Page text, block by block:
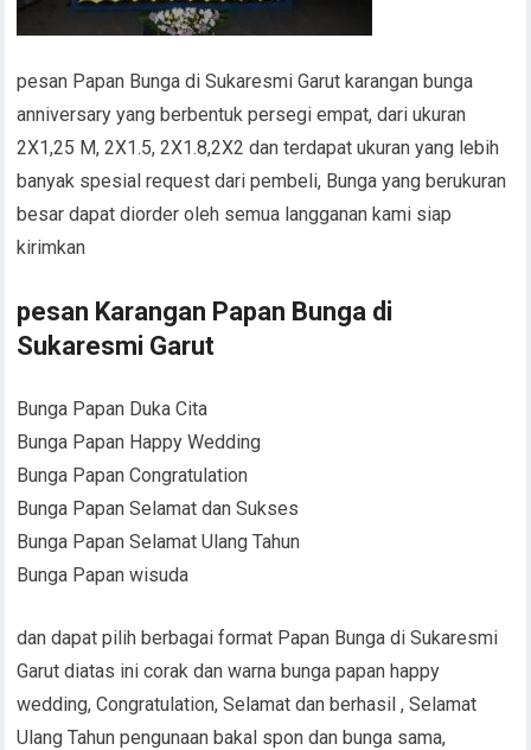
pesan Papan Bunga di Sukaresmi Garut karangan bunga
anniversary yang berbentuk persegi empat, dari ukuran
2X1,25 M, 2X1.5, 2X1.8,2X2 dan terdapat ukuran yang lebih
banyak spesial request dari pembeli, Bunga yang berukuran
besar dapat diorder oleh semua langganan kami siap
kirimkan
pesan Karangan Papan Bunga di
Sukaresmi Garut
Bunga Papan Duka Cita
Bunga Papan Happy Wedding
Bunga Papan Congratulation
Bunga Papan Selamat dan Sukses
Bunga Papan Selamat Ulang Tahun
Bunga Papan wisuda
dan dapat pilih berbagai format Papan Bunga di Sukaresmi
Garut diatas ini corak dan warna bunga papan happy
wedding, Congratulation, Selamat dan berhasil , Selamat
Ulang Tahun pengunaan bakal spon dan bunga sama,